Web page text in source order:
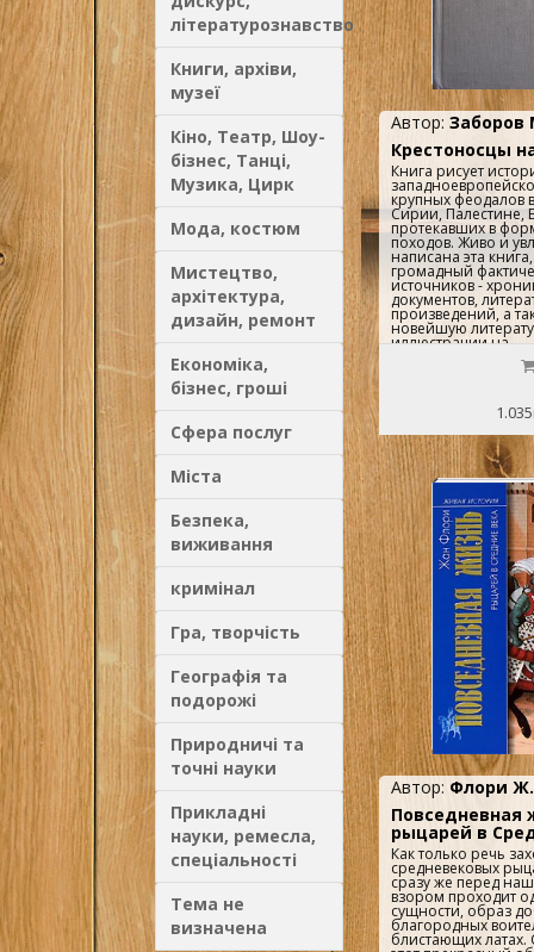
літературознавство
Книги, архіви,
музеї
Кіно, Театр, Шоу-
бізнес, Танці,
Музика, Цирк
Мода, костюм
Мистецтво,
архітектура,
дизайн, ремонт
Економіка,
бізнес, гроші
Сфера послуг
Міста
Безпека,
виживання
кримінал
Гра, творчість
Географія та
подорожі
Природничі та
точні науки
Прикладні
науки, ремесла,
спеціальності
Тема не
визначена
Автор: Заборов
Крестоносцы
Книга рисует
крупных феодалов
Сирии, Палестине,
протекавших в
походов. Живо и
написана эта
громадный
источников -
документов,
произведений, а
новейшую
иллюстрации на
походов. Первый
Константинополе.
крестовых
Автор: Флори Ж.
Повседневная
рыцарей в
Как только речь
средневековых
сразу же перед
взором проходит
сущности, образ
благородных
блистающих латах.